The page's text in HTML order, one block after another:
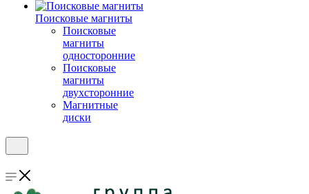
Поисковые магниты
Поисковые
магниты
односторонние
Поисковые
магниты
двухсторонние
Магнитные
диски